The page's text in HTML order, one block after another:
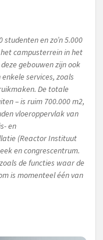
en zo’n 5.000
campusterrein in het
gebouwen zijn ook
services, zoals
De totale
– is ruim 700.000 m2,
vloeroppervlak van
en
(Reactor Instituut
en congrescentrum.
de functies waar de
is momenteel één van